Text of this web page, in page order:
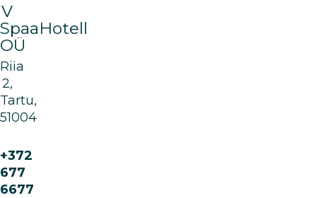
V
SpaaHotell
OÜ
Riia
2,
Tartu,
51004
+372
677
6677